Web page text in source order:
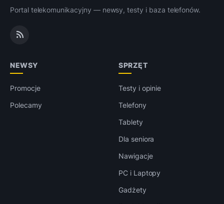
Portal telekomunikacyjny — newsy, testy i baza telefonów.
NEWSY
Promocje
Polecamy
SPRZĘT
Testy i opinie
Telefony
Tablety
Dla seniora
Nawigacje
PC i Laptopy
Gadżety